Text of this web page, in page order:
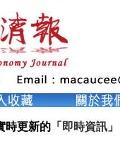
更新的「 即時資訊 」